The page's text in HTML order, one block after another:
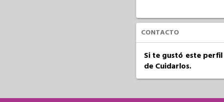
CONTACTO
Si te gustó este
de Cuidarlos.